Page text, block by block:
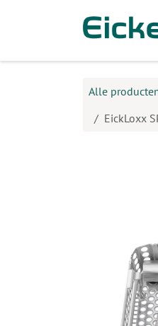
Alle
EickLoxx